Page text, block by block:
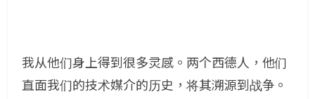
我从他们身上得到很多灵感。两个西德人，他们
直面我们的技术媒介的历史，将其溯源到战争。